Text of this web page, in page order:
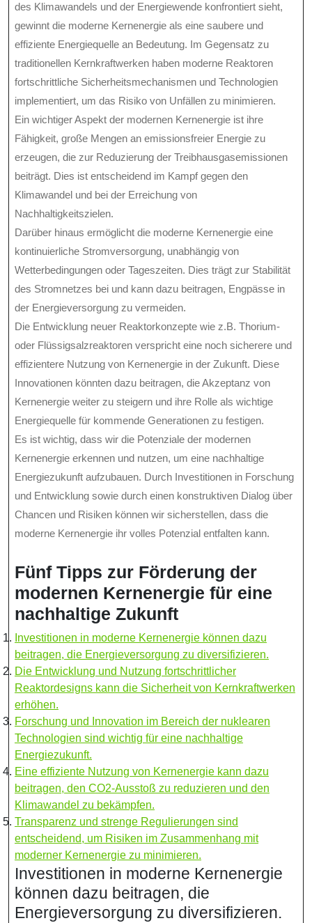
des Klimawandels und der Energiewende konfrontiert sieht,
gewinnt die moderne Kernenergie als eine saubere und
effiziente Energiequelle an Bedeutung. Im Gegensatz zu
traditionellen Kernkraftwerken haben moderne Reaktoren
fortschrittliche Sicherheitsmechanismen und Technologien
implementiert, um das Risiko von Unfällen zu minimieren.
Ein wichtiger Aspekt der modernen Kernenergie ist ihre
Fähigkeit, große Mengen an emissionsfreier Energie zu
erzeugen, die zur Reduzierung der Treibhausgasemissionen
beiträgt. Dies ist entscheidend im Kampf gegen den
Klimawandel und bei der Erreichung von
Nachhaltigkeitszielen.
Darüber hinaus ermöglicht die moderne Kernenergie eine
kontinuierliche Stromversorgung, unabhängig von
Wetterbedingungen oder Tageszeiten. Dies trägt zur Stabilität
des Stromnetzes bei und kann dazu beitragen, Engpässe in
der Energieversorgung zu vermeiden.
Die Entwicklung neuer Reaktorkonzepte wie z.B. Thorium-
oder Flüssigsalzreaktoren verspricht eine noch sicherere und
effizientere Nutzung von Kernenergie in der Zukunft. Diese
Innovationen könnten dazu beitragen, die Akzeptanz von
Kernenergie weiter zu steigern und ihre Rolle als wichtige
Energiequelle für kommende Generationen zu festigen.
Es ist wichtig, dass wir die Potenziale der modernen
Kernenergie erkennen und nutzen, um eine nachhaltige
Energiezukunft aufzubauen. Durch Investitionen in Forschung
und Entwicklung sowie durch einen konstruktiven Dialog über
Chancen und Risiken können wir sicherstellen, dass die
moderne Kernenergie ihr volles Potenzial entfalten kann.
Fünf Tipps zur Förderung der
modernen Kernenergie für eine
nachhaltige Zukunft
Investitionen in moderne Kernenergie können dazu
beitragen, die Energieversorgung zu diversifizieren.
Die Entwicklung und Nutzung fortschrittlicher
Reaktordesigns kann die Sicherheit von Kernkraftwerken
erhöhen.
Forschung und Innovation im Bereich der nuklearen
Technologien sind wichtig für eine nachhaltige
Energiezukunft.
Eine effiziente Nutzung von Kernenergie kann dazu
beitragen, den CO2-Ausstoß zu reduzieren und den
Klimawandel zu bekämpfen.
Transparenz und strenge Regulierungen sind
entscheidend, um Risiken im Zusammenhang mit
moderner Kernenergie zu minimieren.
Investitionen in moderne Kernenergie
können dazu beitragen, die
Energieversorgung zu diversifizieren.